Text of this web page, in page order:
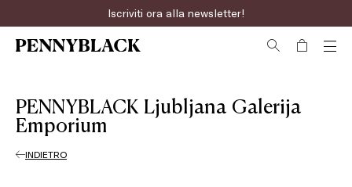
Iscriviti ora alla newsletter!
PENNYBLACK Ljubljana Galerija
Emporium
INDIETRO